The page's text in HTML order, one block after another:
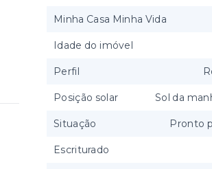
Minha Casa Minha Vida
Idade do imóvel
Perfil
Posição solar Sol da
Situação Pronto
Escriturado